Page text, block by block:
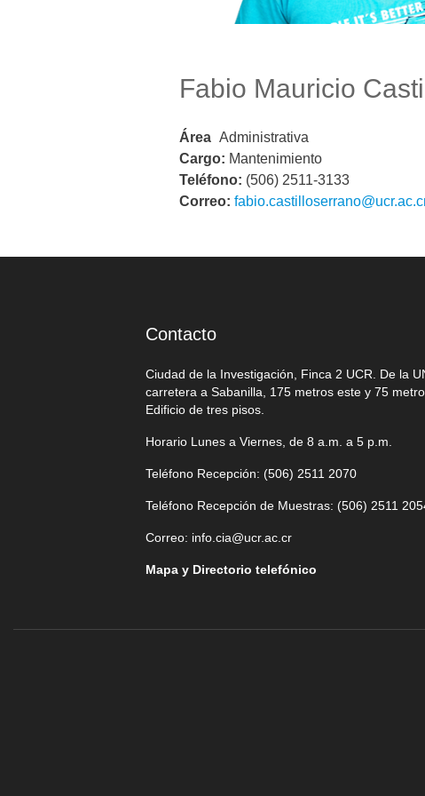
Fabio Mauricio
Área Administrativa
Cargo: Mantenimiento
Teléfono: (506) 2511-3133
Correo:
Contacto
Ciudad de la Investigación, Finca 2 UCR. De la
carretera a Sabanilla, 175 metros este y 75
Edificio de tres pisos.
Horario Lunes a Viernes, de 8 a.m. a 5 p.m.
Teléfono Recepción: (506) 2511 2070
Teléfono Recepción de Muestras: (506) 2511 205
Correo: info.cia@ucr.ac.cr
Mapa y Directorio telefónico